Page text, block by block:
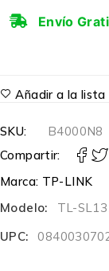
Envío
Añadir a la lista
SKU:
B4000N8
Compartir:
Marca: TP-LINK
Modelo:
TL-
UPC: